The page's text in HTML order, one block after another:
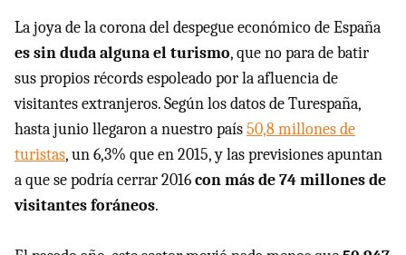
La joya de la corona del despegue económico de España
es sin duda alguna el turismo, que no para de batir
sus propios récords espoleado por la afluencia de
visitantes extranjeros. Según los datos de Turespaña,
hasta junio llegaron a nuestro país50,8 millones de
turistas, un 6,3% que en 2015, y las previsiones apuntan
a que se podría cerrar 2016con más de 74 millones de
visitantes foráneos.